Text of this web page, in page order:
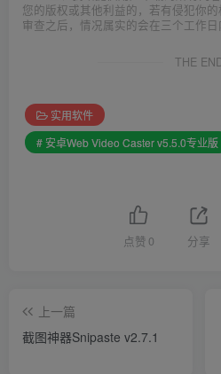
您的版权或其他利益的，若有侵犯你的
审查之后，情况属实的会在三个工作日
THE
实用软件
# 安卓Web Video Caster v5.5.0专业版
点赞 0 分享
上一篇
截图神器Snipaste v2.7.1